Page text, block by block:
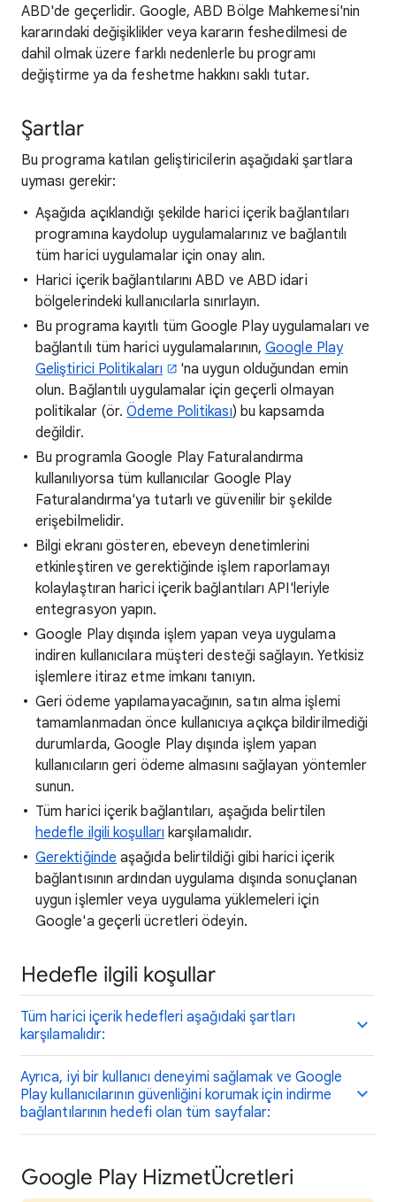
ABD'de geçerlidir. Google, ABD Bölge Mahkemesi'nin
kararındaki değişiklikler veya kararın feshedilmesi de
dahil olmak üzere farklı nedenlerle bu programı
değiştirme ya da feshetme hakkını saklı tutar.
Şartlar
Bu programa katılan geliştiricilerin aşağıdaki şartlara
uyması gerekir:
Aşağıda açıklandığı şekilde harici içerik bağlantıları
programına kaydolup uygulamalarınız ve bağlantılı
tüm harici uygulamalar için onay alın.
Harici içerik bağlantılarını ABD ve ABD idari
bölgelerindeki kullanıcılarla sınırlayın.
Bu programa kayıtlı tüm Google Play uygulamaları ve
bağlantılı tüm harici uygulamalarının,Google Play
Geliştirici Politikaları
'na uygun olduğundan emin
olun. Bağlantılı uygulamalar için geçerli olmayan
politikalar (ör.Ödeme Politikası) bu kapsamda
değildir.
Bu programla Google Play Faturalandırma
kullanılıyorsa tüm kullanıcılar Google Play
Faturalandırma'ya tutarlı ve güvenilir bir şekilde
erişebilmelidir.
Bilgi ekranı gösteren, ebeveyn denetimlerini
etkinleştiren ve gerektiğinde işlem raporlamayı
kolaylaştıran harici içerik bağlantıları API'leriyle
entegrasyon yapın.
Google Play dışında işlem yapan veya uygulama
indiren kullanıcılara müşteri desteği sağlayın. Yetkisiz
işlemlere itiraz etme imkanı tanıyın.
Geri ödeme yapılamayacağının, satın alma işlemi
tamamlanmadan önce kullanıcıya açıkça bildirilmediği
durumlarda, Google Play dışında işlem yapan
kullanıcıların geri ödeme almasını sağlayan yöntemler
sunun.
Tüm harici içerik bağlantıları, aşağıda belirtilen
hedefle ilgili koşulları karşılamalıdır.
Gerektiğinde aşağıda belirtildiği gibi harici içerik
bağlantısının ardından uygulama dışında sonuçlanan
uygun işlemler veya uygulama yüklemeleri için
Google'a geçerli ücretleri ödeyin.
Hedefle ilgili koşullar
Tüm harici içerik hedefleri aşağıdaki şartları
karşılamalıdır:
Ayrıca, iyi bir kullanıcı deneyimi sağlamak ve Google
Play kullanıcılarının güvenliğini korumak için indirme
bağlantılarının hedefi olan tüm sayfalar:
Google Play HizmetÜcretleri